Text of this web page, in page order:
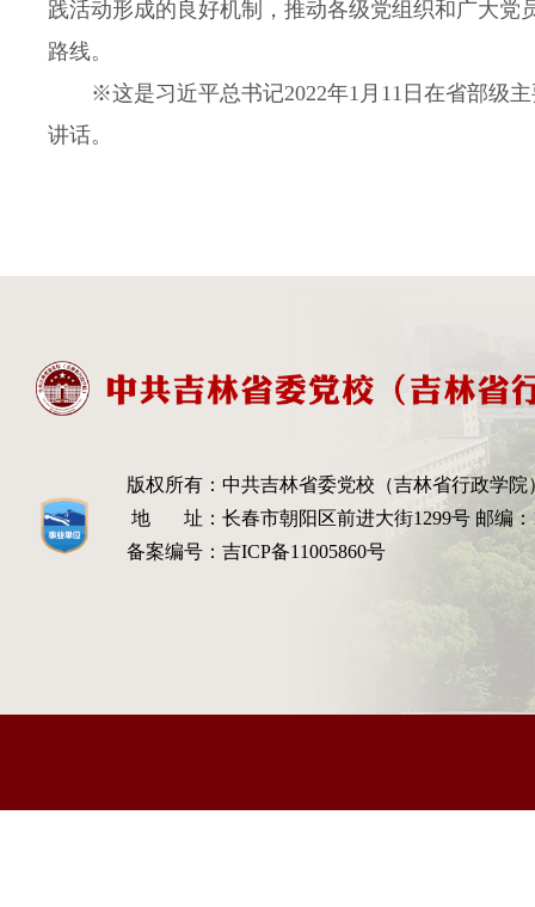
践活动形成的良好机制，推动各级党组织和广大
路线。
※这是习近平总书记2022年1月11日在省部级
讲话。
版权所有： 中共吉林省委党校（吉林省行政学院
地 址： 长春市朝阳区前进大街1299号 邮编：
备案编号： 吉ICP备11005860号